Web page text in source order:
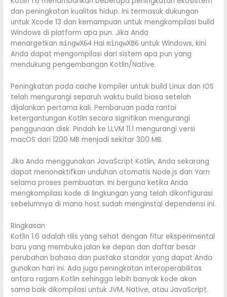
dan peningkatan kualitas hidup. Ini termasuk dukungan
untuk Xcode 13 dan kemampuan untuk mengkompilasi build
Windows di platform apa pun. Jika Anda
menargetkanmingwX64 HaimingwX86 untuk Windows, kini
Anda dapat mengompilasi dari sistem apa pun yang
mendukung pengembangan Kotlin/Native.
Peningkatan pada cache kompiler untuk build Linux dan iOS
telah mengurangi separuh waktu build biasa setelah
dijalankan pertama kali. Pembaruan pada rantai
ketergantungan Kotlin secara signifikan mengurangi
penggunaan disk. Pindah ke LLVM 11.1 mengurangi versi
macOS dari 1200 MB menjadi sekitar 300 MB.
Jika Anda menggunakan JavaScript Kotlin, Anda sekarang
dapat menonaktifkan unduhan otomatis Node.js dan Yarn
selama proses pembuatan. Ini berguna ketika Anda
mengkompilasi kode di lingkungan yang telah dikonfigurasi
sebelumnya di mana host sudah menginstal dependensi ini.
Ringkasan
Kotlin 1.6 adalah rilis yang sehat dengan fitur eksperimental
baru yang membuka jalan ke depan dan daftar besar
perubahan bahasa dan pustaka standar yang dapat Anda
gunakan hari ini. Ada juga peningkatan interoperabilitas
antara ragam Kotlin sehingga lebih banyak kode akan
sama baik dikompilasi untuk JVM, Native, atau JavaScript.